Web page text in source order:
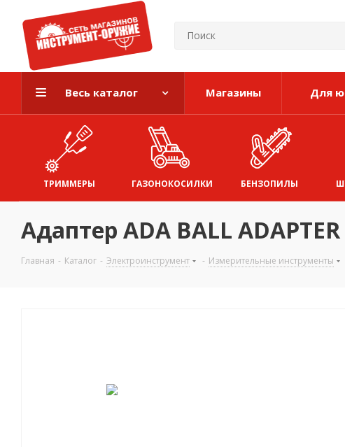
Весь каталог Магазины Для
ТРИММЕРЫ ГАЗОНОКОСИЛКИ БЕНЗОПИЛЫ
Адаптер ADA BALL
Главная - Каталог - Электроинструмент - Измерительные инструменты